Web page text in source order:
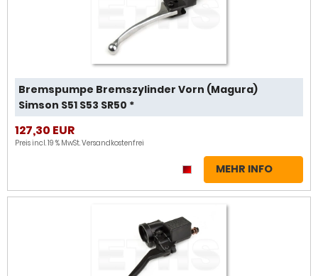
Bremspumpe Bremszylinder Vorn (Magura)
Simson S51 S53 SR50 *
127,30 EUR
Preis incl. 19 % MwSt.Versandkostenfrei
MEHR INFO